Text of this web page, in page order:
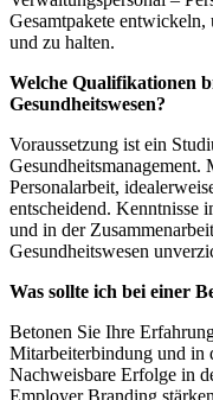
Gesamtpakete
und zu halten.
Welche Qualifikationen
Gesundheitswesen?
Voraussetzung ist ein
Personalarbeit,
entscheidend.
und in der
Gesundheitswesen
Was sollte ich bei einer
Betonen Sie Ihre
Mitarbeiterbindung und in
Nachweisbare Erfolge in
Employer Branding